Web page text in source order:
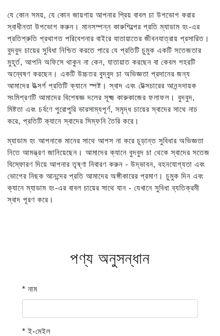
যে কোন সময়, যে কোন জায়গায় আপনার প্রিয় বাবল চা উপভোগ করার
স্বাধীনতা উপভোগ করুন। মানসম্পন্ন কারুশিল্পের প্রতি ম্যাডাম হং-এর
প্রতিশ্রুতি প্রথাগত পরিবেশনার বাইরে যাতায়াতের জীবনযাত্রায় প্রসারিত।
বুদবুদ চায়ের সুবিধা নিশ্চিত করতে পারে যে প্রতিটি চুমুক একটি সতেজতার
মুহূর্ত, আপনি অফিসে থাকুন না কেন, যাতায়াত করছেন বা কেবল শহরটি
অন্বেষণ করছেন। একটি উচ্চতর বুদ্বুদ চা অভিজ্ঞতা প্রদানের জন্য
আমাদের উত্সর্গ প্রতিটি ক্যানে স্পষ্ট। স্বাদ এবং টেক্সচারের আনন্দদায়ক
সংমিশ্রণটি আমাদের বিশেষজ্ঞ দলের সূক্ষ্ম কারুকাজের ফলাফল। বুদবুদ,
মিষ্টতা এবং চর্বণে পুরোপুরি ভারসাম্যপূর্ণ, সমৃদ্ধ চায়ের স্বাদের সাথে নাচ
করে, প্রতিটি ক্যানে স্বাদের সিম্ফনি তৈরি করে।
ম্যাডাম হং আপনাকে মানের সাথে আপস না করে চূড়ান্ত সুবিধার অভিজ্ঞতা
নিতে আমন্ত্রণ জানিয়েছেন। আমাদের ক্যানে বুদবুদ চা থেকে স্বাদের সতেজ
বিস্ফোরণ দিয়ে আপনার তৃষ্ণা নিবারণ করুন - উদ্ভাবন, বহনযোগ্যতা এবং
ভোগের নিছক আনন্দের প্রতি আমাদের অঙ্গীকারের প্রমাণ। চুমুক দিন এবং
ক্যানে ম্যাডাম হং-এর বাবল চায়ের সাথে যান - যেখানে সুবিধা ব্যতিক্রমী
স্বাদ পূরণ করে।
পণ্য অনুসন্ধান
* নাম
* ই-মেইল